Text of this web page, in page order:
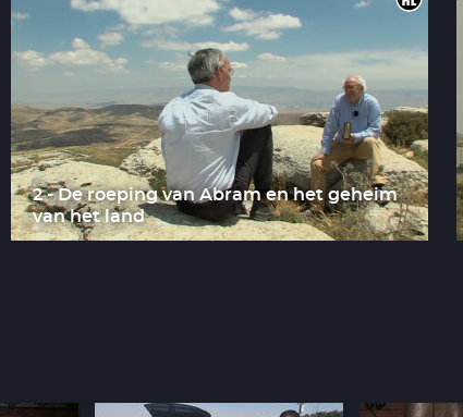
2 - De roeping van Abram en het geheim
van het land